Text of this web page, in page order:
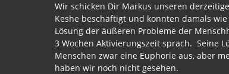
Wir schicken Dir Markus unseren
Keshe beschäftigt und konnten damals
Lösung der äußeren Probleme der
3 Wochen Aktivierungszeit sprach. Seine
Menschen zwar eine Euphorie aus, aber
haben wir noch nicht gesehen.